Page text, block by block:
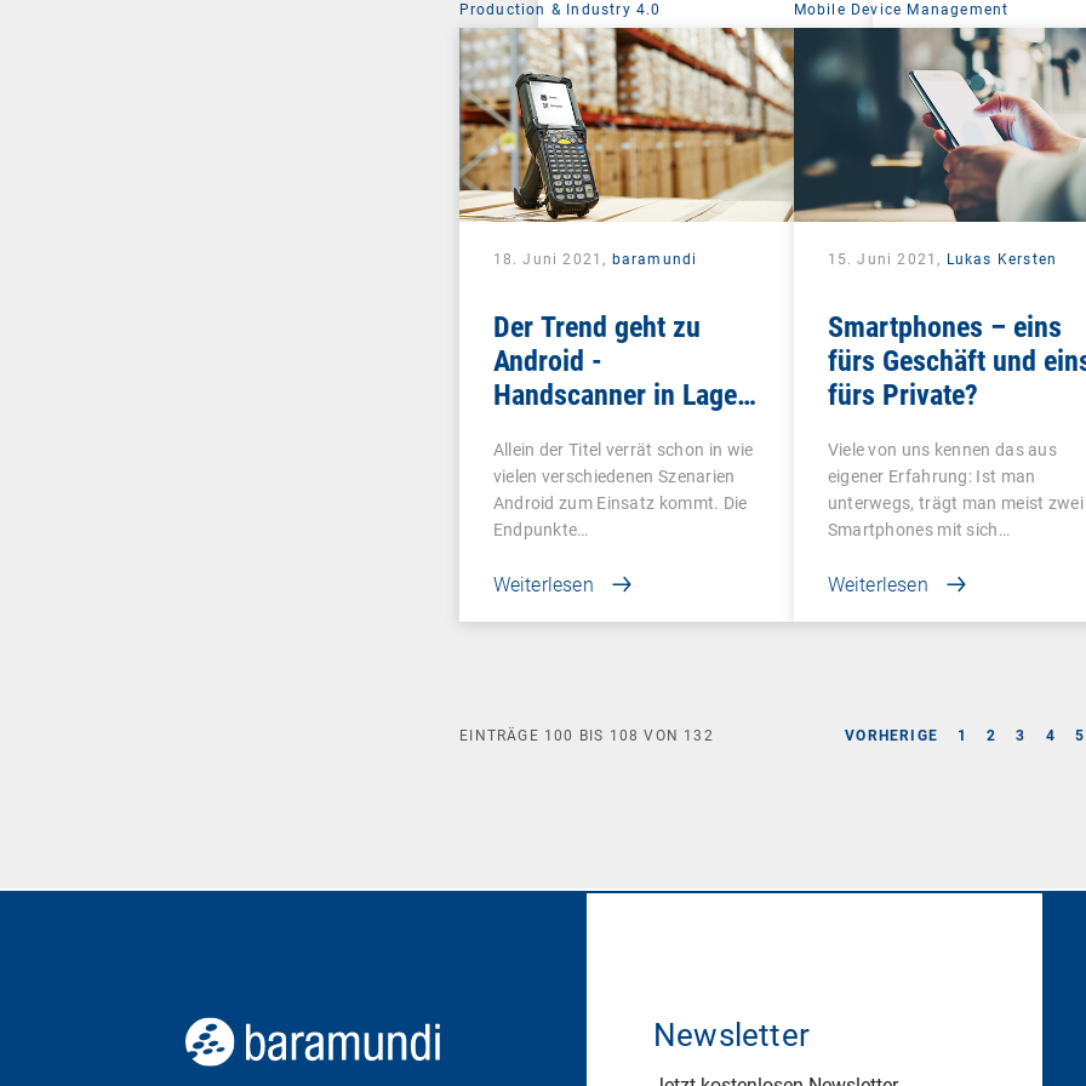
Production & Industry 4.0
18. Juni 2021, baramundi
Der Trend geht zu
Android -
Handscanner in Lager,
Produktion zeitgemäß
verwalten
Allein der Titel verrät schon in wie
vielen verschiedenen Szenarien
Android zum Einsatz kommt. Die
Endpunkte…
Weiterlesen
Mobile Device Management
15. Juni 2021, Lukas Kersten
Smartphones – eins
fürs Geschäft und
fürs Private?
Viele von uns kennen das aus
eigener Erfahrung: Ist man
unterwegs, trägt man meist zwei
Smartphones mit sich…
Weiterlesen
VORHERIGE 1 2 3 4 5
EINTRÄGE 100 BIS 108 VON 132
Newsletter